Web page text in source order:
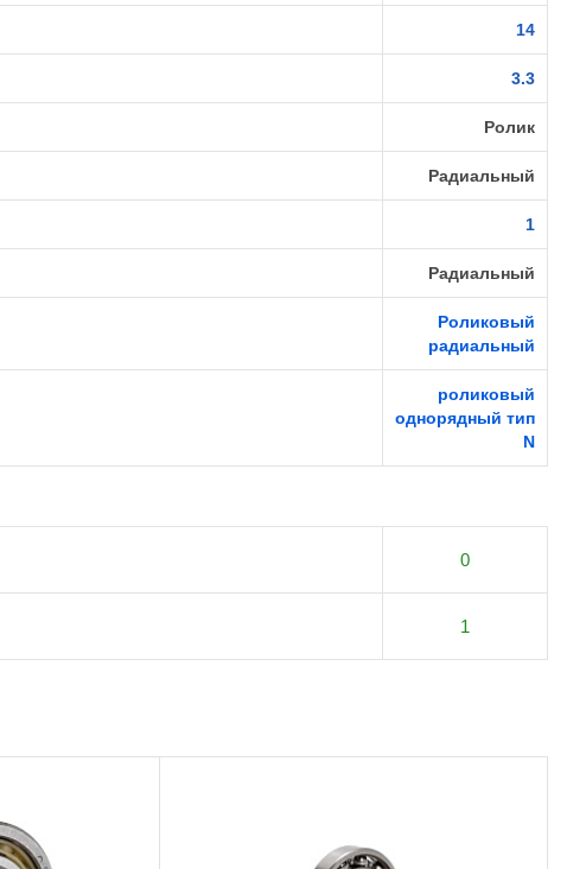
14
3.3
Ролик
Радиальный
1
Радиальный
Роликовый
радиальный
роликовый
однорядный тип
N
0
1